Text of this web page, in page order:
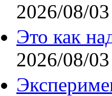
2026/08/
Это как
2026/08/